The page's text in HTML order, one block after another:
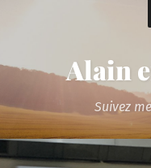
Alain
Suivez